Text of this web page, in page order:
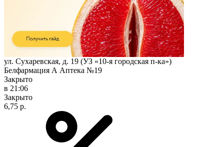
ул. Сухаревская, д. 19 (УЗ «10-я городская п-ка»)
Белфармация А Аптека №19
Закрыто
в 21:06
Закрыто
6,75 р.